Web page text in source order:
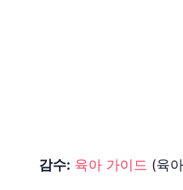
감수: 육아 가이드 (육